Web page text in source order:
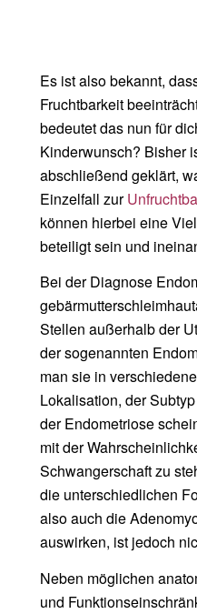
Es ist also bekannt,
Fruchtbarkeit
bedeutet das nun für
Kinderwunsch? Bisher
abschließend geklärt,
Einzelfall zur
können hierbei eine
beteiligt sein und
Bei der Diagnose
Stellen außerhalb der
der sogenannten
man sie in
Lokalisation, der
der Endometriose
mit der
Schwangerschaft zu
die unterschiedlichen
also auch die
auswirken, ist jedoch
Neben möglichen
und